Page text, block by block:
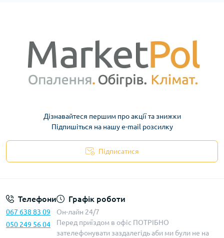
Дізнавайтеся першим про акції та знижки
Підпишіться на нашу e-mail розсилку
Підписатися
Телефони
067 638 83 09
050 249 56 04
Графік роботи
Он-лайн 24/7
Перед приїздом в офіс ПОТРІБНО
зателефонувати заздалегідь аби ми були не на